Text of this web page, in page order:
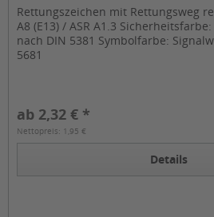
Rettungszeichen mit Rettungsweg
A8 (E13) / ASR A1.3
nach DIN 5381 Symbolfarbe:
5681
ab 2,32 € *
Nettopreis: 1,95 €
Details